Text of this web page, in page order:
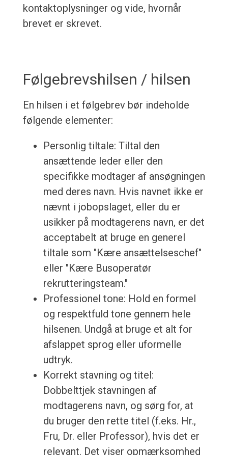
kontaktoplysninger og vide, hvornår
brevet er skrevet.
Følgebrevshilsen / hilsen
En hilsen i et følgebrev bør indeholde
følgende elementer:
Personlig tiltale: Tiltal den
ansættende leder eller den
specifikke modtager af ansøgningen
med deres navn. Hvis navnet ikke er
nævnt i jobopslaget, eller du er
usikker på modtagerens navn, er det
acceptabelt at bruge en generel
tiltale som "Kære ansættelseschef"
eller "Kære Busoperatør
rekrutteringsteam."
Professionel tone: Hold en formel
og respektfuld tone gennem hele
hilsenen. Undgå at bruge et alt for
afslappet sprog eller uformelle
udtryk.
Korrekt stavning og titel:
Dobbelttjek stavningen af
modtagerens navn, og sørg for, at
du bruger den rette titel (f.eks. Hr.,
Fru, Dr. eller Professor), hvis det er
relevant. Det viser opmærksomhed